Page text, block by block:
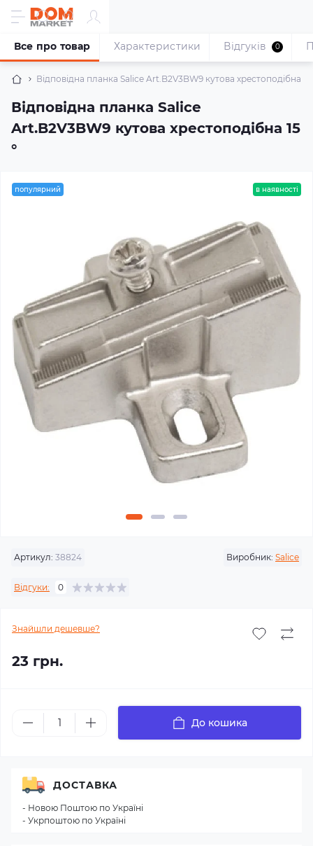
Відповідна планка Salice Art.B2V3BW9 кутова хрестоподібна 15
Відповідна планка Salice
Art.B2V3BW9 кутова хрестоподібна 15
°
Все про товар Характеристики Відгуків 0
популярний в наявності
Артикул: 38824 Виробник: Salice
Відгуки: 0
Знайшли дешевше?
23 грн.
До кошика
ДОСТАВКА
- Новою Поштою по Україні
- Укрпоштою по Україні